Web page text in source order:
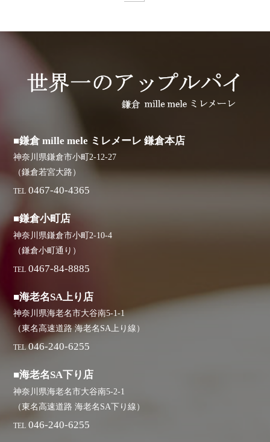
■鎌倉 mille mele ミレメーレ 鎌倉本店
神奈川県鎌倉市小町2-12-27
（鎌倉若宮大路）
TEL 0467-40-4365
■鎌倉小町店
神奈川県鎌倉市小町2-10-4
（鎌倉小町通り）
TEL 0467-84-8885
■海老名SA上り店
神奈川県海老名市大谷南5-1-1
（東名高速道路 海老名SA上り線）
TEL 046-240-6255
■海老名SA下り店
神奈川県海老名市大谷南5-2-1
（東名高速道路 海老名SA下り線）
TEL 046-240-6255